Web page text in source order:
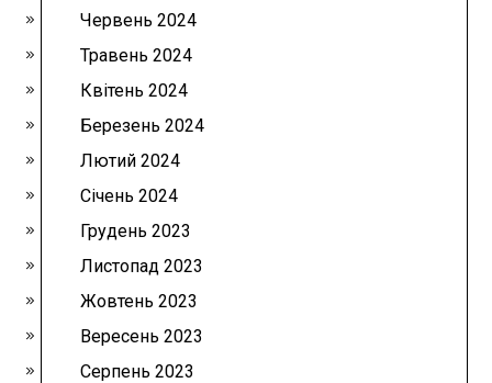
Червень 2024
Травень 2024
Квітень 2024
Березень 2024
Лютий 2024
Січень 2024
Грудень 2023
Листопад 2023
Жовтень 2023
Вересень 2023
Серпень 2023